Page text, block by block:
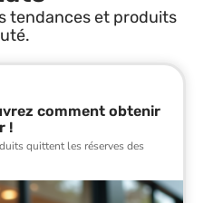
tendances et produits
comment obtenir
!
quittent les réserves des